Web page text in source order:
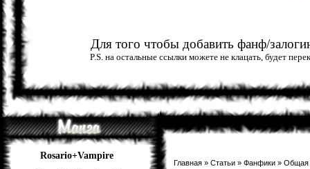
Для того чтобы добавить фанф/
P.S. на остальные ссылки можете не клацать, будет
Rosario+Vampire
Главная » Статьи » Фанфики » Общая